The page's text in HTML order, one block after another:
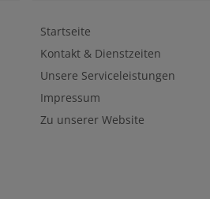
Startseite
Kontakt & Dienstzeiten
Unsere Serviceleistungen
Impressum
Zu unserer Website